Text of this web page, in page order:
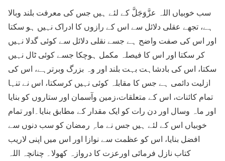
سب خوبیاں اللہ عزَّوَجَلَّ کے لئے ہیں جس کی معرفت بلند وبالا
ہے، تجھے عقلی دلائل سے اس کے رازوں کا ادراک نہیں ہو سکتا
اور اس کی صفت واضح ہے جسے نقلی دلائل سے کوئی گدلا نہیں
کر سکتا اور اس کا فیصلہ مکمل ہوچکا جسے کوئی ٹال نہیں
سکتا، اس کی بادشاہت بہت بلند اور وہ بزرگ وبرترہے، اس کی
ازلیت دائمی ہے جس کا مقابلہ کوئی نہیں کرسکتا، اس نے تنہا
تمام کائنات، اس کے متعلقات،زمین وآسمان اور ستاروں کو بنایا
اور ماہ وسال اور دن رات کو ایک مقدار کے مطابق بنایا۔اور تمام
خوبیاں اس کے لئے ہیں جس نے ماہِ رمضان کو سب دنوں سے
افضل بنایا، اس کو عظمت سے نوازا اور اس میں اپنی لاریب
کتاب نازل فرمائی اورعزت کا دروازہ کھولا۔ چنانچہ اللہ